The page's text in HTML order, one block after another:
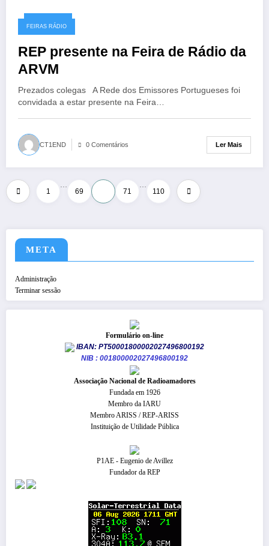
29/10/2017
FEIRAS RÁDIO
REP presente na Feira de Rádio da
ARVM
Prezados colegas A Rede dos Emissores Portugueses foi
convidada a estar presente na Feira…
CT1END 0 Comentários Ler Mais
Paginação
dos
conteúdos
1
…
69 71
…
110
META
Administração
Terminar sessão
Formulário on-line
IBAN: PT50001800002027496800192
NIB : 001800002027496800192
​Associação Nacional de Radioamadores
Fundada em 1926
Membro da IARU
Membro ARISS / REP-ARISS
Instituição de Utilidade Pública
P1AE - Eugenio de Avillez
Fundador da REP